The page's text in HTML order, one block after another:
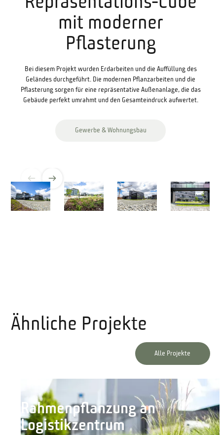
mit moderner
Pflasterung
Bei diesem Projekt wurden Erdarbeiten und die Auffüllung des
Geländes durchgeführt. Die modernen Pflanzarbeiten und die
Pflasterung sorgen für eine repräsentative Außenanlage, die das
Gebäude perfekt umrahmt und den Gesamteindruck aufwertet.
Gewerbe & Wohnungsbau
Ähnliche Projekte
Alle Projekte
Rahmenpflanzung an
Logistikzentrum